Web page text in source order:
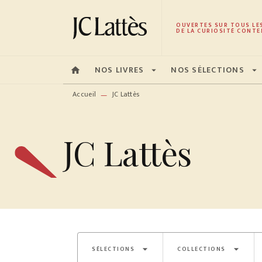
MENU RECHERCHE CONTENU
OUVERTES SUR TOUS
DE LA CURIOSITÉ
home NOS LIVRES arrow_drop_down NOS SÉLECTIONS arrow_drop_down
Accueil — JC Lattès
JC Lattès
SÉLECTIONS arrow_drop_down COLLECTIONS arrow_drop_down